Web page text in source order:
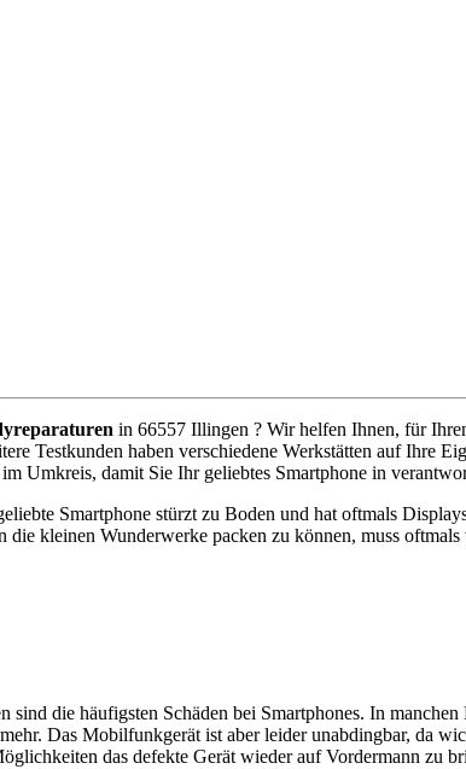
in 66557 Illingen ? Wir helfen Ihnen, für
Testkunden haben verschiedene Werkstätten auf Ihre
Umkreis, damit Sie Ihr geliebtes Smartphone in
Smartphone stürzt zu Boden und hat oftmals
kleinen Wunderwerke packen zu können, muss
die häufigsten Schäden bei Smartphones. In
Das Mobilfunkgerät ist aber leider unabdingbar, da
das defekte Gerät wieder auf Vordermann zu